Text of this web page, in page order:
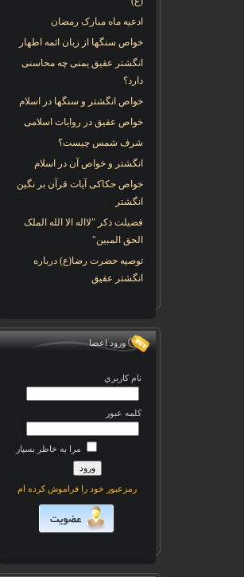
ادعیه ماه مبارک رمضان
خواص سنگها از زبان ائمه اطهار
انگشتر عقیق یمنی چه محاسنی
دارد؟
خواص انگشتر و سنگها در اسلام
خواص عقیق در روایات اسلامی
شرف شمس چیست؟
انگشتر و خواص آن در اسلام
خواص حکاکی آیات قرآن بر نگین
انگشتر
فضیلت ذکر "لااله الا الله الملک
الحق المبین"
توصیه حضرت رضا(ع) درباره
انگشتر عقیق
ورود اعضا
نام کاربري
کلمه عبور
مرا به خاطر بسپار
رمزعبور خود را فراموش کرده ام